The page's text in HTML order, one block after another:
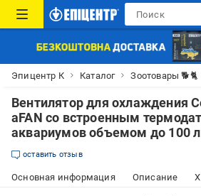
Эпицентр К Каталог Зоотовары 🐕🐈
Вентилятор для охлаждения
aFAN со встроенным
аквариумов объемом до 100
оставить отзыв
Основная информация Описание